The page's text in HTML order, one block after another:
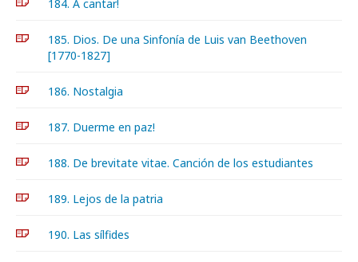
184. A cantar!
185. Dios. De una Sinfonía de Luis van Beethoven
[1770-1827]
186. Nostalgia
187. Duerme en paz!
188. De brevitate vitae. Canción de los estudiantes
189. Lejos de la patria
190. Las sílfides